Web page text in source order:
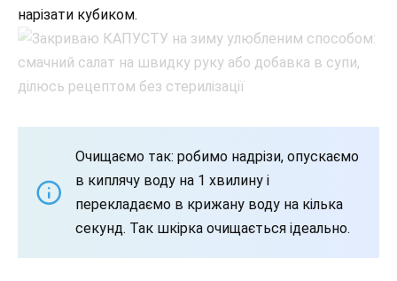
нарізати кубиком.
Очищаємо так: робимо надрізи, опускаємо
в киплячу воду на 1 хвилину і
перекладаємо в крижану воду на кілька
секунд. Так шкірка очищається ідеально.